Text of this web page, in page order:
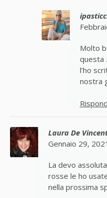
Molto
questa
l’ho
nostra
Laura De
Gennaio 29,
La devo
rosse le ho
nella prossima